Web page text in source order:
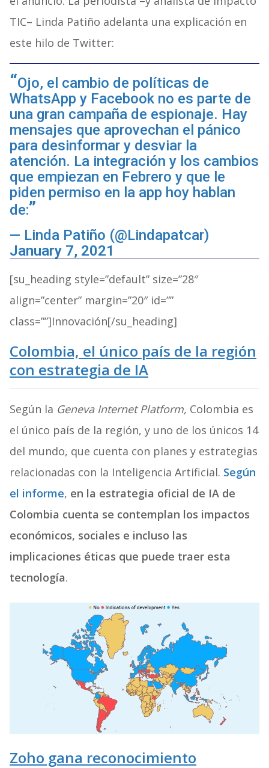
TIC– Linda Patiño adelanta una explicación en
este hilo de Twitter:
Ojo, el cambio de políticas de
WhatsApp y Facebook no es parte de
una gran campaña de espionaje. Hay
mensajes que aprovechan el pánico
para desinformar y desviar la
atención. La integración y los cambios
que empiezan en Febrero y que le
piden permiso en la app hoy hablan
de:
— Linda Patiño (@Lindapatcar)
January 7, 2021
[su_heading style=”default” size=”28″
align=”center” margin=”20″ id=””
class=””]Innovación[/su_heading]
Colombia, el único país de la región
con estrategia de IA
Según la Geneva Internet Platform, Colombia es
el único país de la región, y uno de los únicos 14
del mundo, que cuenta con planes y estrategias
relacionadas con la Inteligencia Artificial. Según
el informe, en la estrategia oficial de IA de
Colombia cuenta se contemplan los impactos
económicos, sociales e incluso las
implicaciones éticas que puede traer esta
tecnología.
Zoho gana reconocimiento